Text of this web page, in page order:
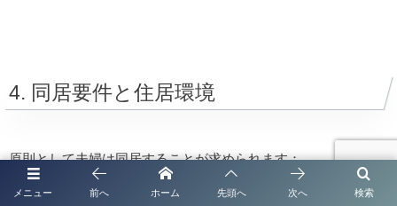
4. 同居要件と住居環境
原則として夫婦は同居することが求められます：
メニュー 検索
前へ ホーム 先頭へ 次へ